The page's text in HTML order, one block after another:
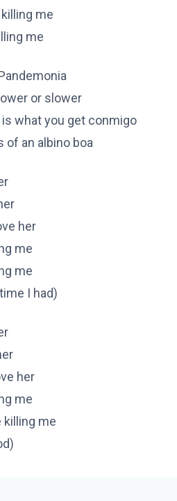
me
me
or slower
what you get conmigo
of an albino boa
her
me
me
I had)
her
me
killing me